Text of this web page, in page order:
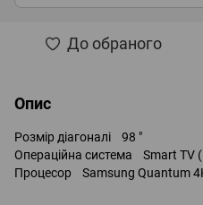
До обраного
Опис
Розмір діагоналі 98 "
Операційна система Smart TV
Процесор Samsung Quantum